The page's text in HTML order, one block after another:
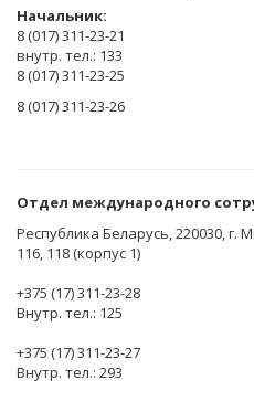
Начальник:
8 (017) 311-23-21
внутр. тел.: 133
8 (017) 311-23-25
8 (017) 311-23-26
Отдел международного
Республика Беларусь, 220030, г.
116, 118 (корпус 1)
+375 (17) 311-23-28
Внутр. тел.: 125
+375 (17) 311-23-27
Внутр. тел.: 293